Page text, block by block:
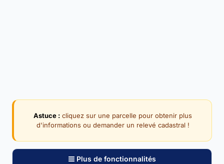
Astuce : cliquez sur une parcelle pour obtenir plus
d'informations ou demander un relevé cadastral !
Plus de fonctionnalités